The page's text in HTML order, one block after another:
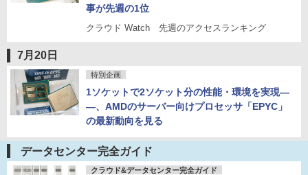
事が先週の1位
クラウド Watch 先週のアクセスランキング
7月20日
特別企画
1ソケットで2ソケット分の性能・環境を実現―
―、AMDのサーバー向けプロセッサ「EPYC」
の最新動向を見る
データセンター完全ガイド
クラウド&データセンター完全ガイド